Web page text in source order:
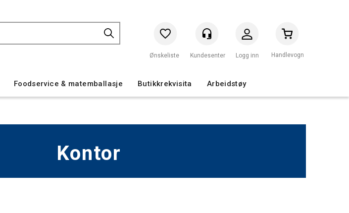
Logg inn Handlevogn
Foodservice & matemballasje Butikkrekvisita Arbeidstøy
Kontor